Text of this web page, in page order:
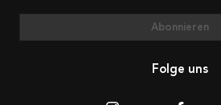
Abonnieren
Folge uns